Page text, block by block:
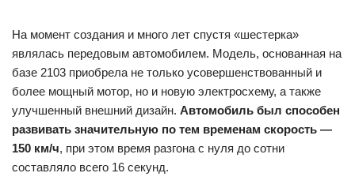
На момент создания и много лет спустя «шестерка»
являлась передовым автомобилем. Модель, основанная на
базе 2103 приобрела не только усовершенствованный и
более мощный мотор, но и новую электросхему, а также
улучшенный внешний дизайн. Автомобиль был способен
развивать значительную по тем временам скорость —
150 км/ч, при этом время разгона с нуля до сотни
составляло всего 16 секунд.